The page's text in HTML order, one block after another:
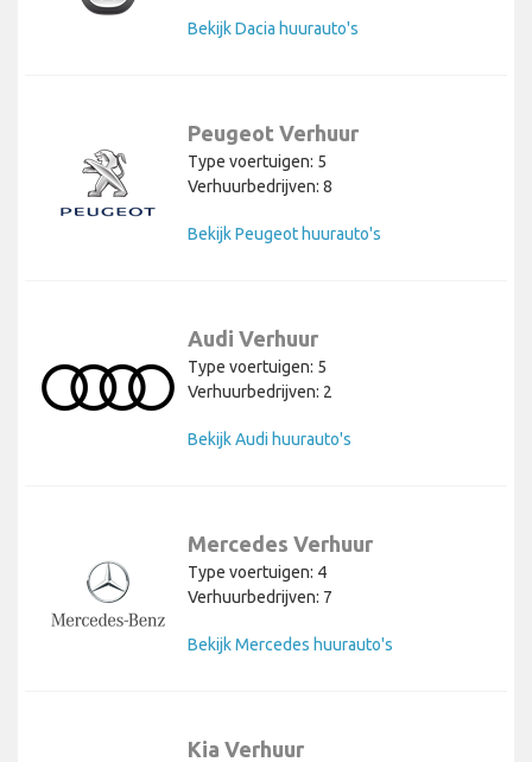
Bekijk Dacia huurauto's
Peugeot Verhuur
Type voertuigen: 5
Verhuurbedrijven: 8
Bekijk Peugeot huurauto's
Audi Verhuur
Type voertuigen: 5
Verhuurbedrijven: 2
Bekijk Audi huurauto's
Mercedes Verhuur
Type voertuigen: 4
Verhuurbedrijven: 7
Bekijk Mercedes huurauto's
Kia Verhuur